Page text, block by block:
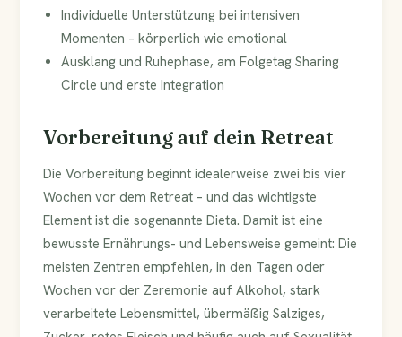
Individuelle Unterstützung bei intensiven
Momenten – körperlich wie emotional
Ausklang und Ruhephase, am Folgetag Sharing
Circle und erste Integration
Vorbereitung auf dein Retreat
Die Vorbereitung beginnt idealerweise zwei bis vier
Wochen vor dem Retreat – und das wichtigste
Element ist die sogenannte Dieta. Damit ist eine
bewusste Ernährungs- und Lebensweise gemeint: Die
meisten Zentren empfehlen, in den Tagen oder
Wochen vor der Zeremonie auf Alkohol, stark
verarbeitete Lebensmittel, übermäßig Salziges,